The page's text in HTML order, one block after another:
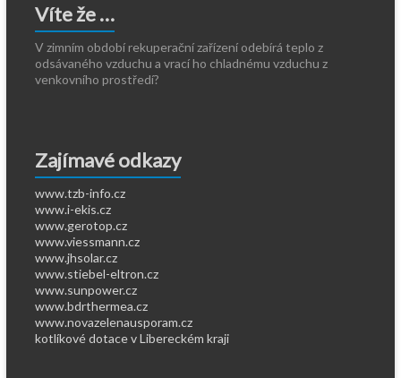
Víte že …
V zimním období rekuperační zařízení odebírá teplo z
odsávaného vzduchu a vrací ho chladnému vzduchu z
venkovního prostředí?
Zajímavé odkazy
www.tzb-info.cz
www.i-ekis.cz
www.gerotop.cz
www.viessmann.cz
www.jhsolar.cz
www.stiebel-eltron.cz
www.sunpower.cz
www.bdrthermea.cz
www.novazelenausporam.cz
kotlíkové dotace v Libereckém kraji